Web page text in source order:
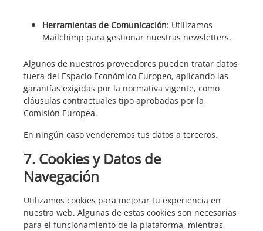
Herramientas de Comunicación: Utilizamos
Mailchimp para gestionar nuestras newsletters.
Algunos de nuestros proveedores pueden tratar datos
fuera del Espacio Económico Europeo, aplicando las
garantías exigidas por la normativa vigente, como
cláusulas contractuales tipo aprobadas por la
Comisión Europea.
En ningún caso venderemos tus datos a terceros.
7. Cookies y Datos de
Navegación
Utilizamos cookies para mejorar tu experiencia en
nuestra web. Algunas de estas cookies son necesarias
para el funcionamiento de la plataforma, mientras